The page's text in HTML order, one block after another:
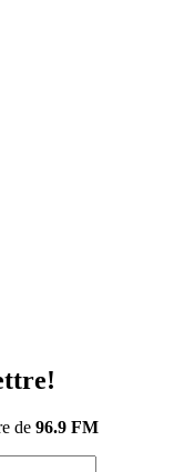
de 96.9 FM